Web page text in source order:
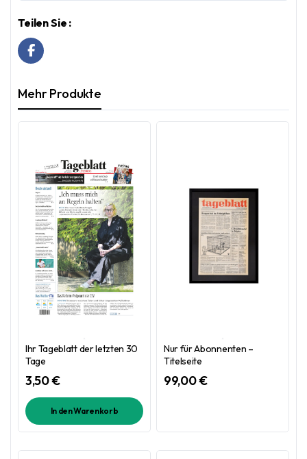
Teilen Sie :
Mehr Produkte
Ihr Tageblatt der letzten 30
Tage
3,50€
In den Warenkorb
Nur für Abonnenten –
Titelseite
99,00€